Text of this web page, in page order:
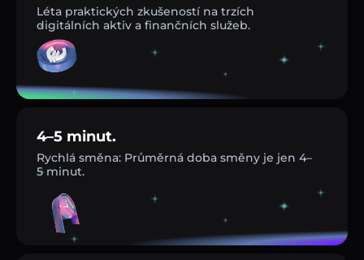
Léta praktických zkušeností na trzích
digitálních aktiv a finančních služeb.
4–5 minut.
Rychlá směna: Průměrná doba směny je jen 4–
5 minut.